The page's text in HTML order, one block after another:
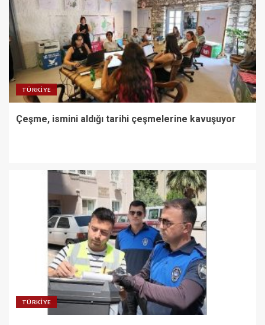
TÜRKIYE
Çeşme, ismini aldığı tarihi çeşmelerine kavuşuyor
TÜRKIYE